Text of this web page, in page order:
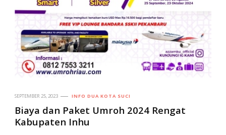
SEPTEMBER 25, 2023 INFO DUA KOTA SUCI
Biaya dan Paket Umroh 2024 Rengat
Kabupaten Inhu